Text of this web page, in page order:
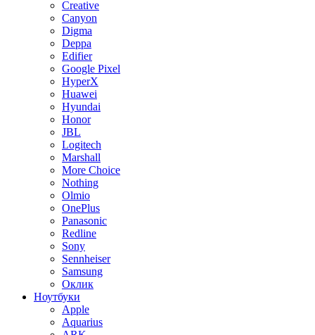
Creative
Canyon
Digma
Deppa
Edifier
Google Pixel
HyperX
Huawei
Hyundai
Honor
JBL
Logitech
Marshall
More Choice
Nothing
Olmio
OnePlus
Panasonic
Redline
Sony
Sennheiser
Samsung
Оклик
Ноутбуки
Apple
Aquarius